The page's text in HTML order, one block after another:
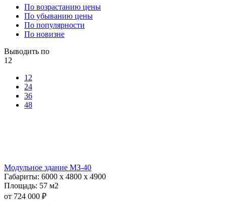
По возрастанию цены
По убыванию цены
По популярности
По новизне
Выводить по
12
12
24
36
48
Модульное здание МЗ-40
Габариты: 6000 х 4800 х 4900
Площадь: 57 м2
от 724 000 ₽